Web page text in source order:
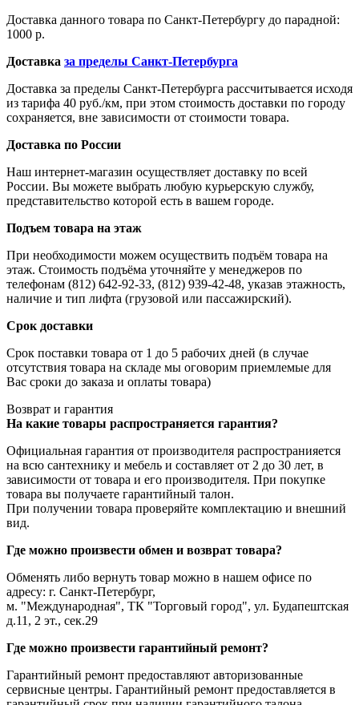
Доставка данного товара по Санкт-Петербургу до парадной:
1000 р.
Доставка за пределы Санкт-Петербурга
Доставка за пределы Санкт-Петербурга рассчитывается исходя
из тарифа 40 руб./км, при этом стоимость доставки по городу
сохраняется, вне зависимости от стоимости товара.
Доставка по России
Наш интернет-магазин осуществляет доставку по всей
России. Вы можете выбрать любую курьерскую службу,
представительство которой есть в вашем городе.
Подъем товара на этаж
При необходимости можем осуществить подъём товара на
этаж. Стоимость подъёма уточняйте у менеджеров по
телефонам (812) 642-92-33, (812) 939-42-48, указав этажность,
наличие и тип лифта (грузовой или пассажирский).
Срок доставки
Срок поставки товара от 1 до 5 рабочих дней (в случае
отсутствия товара на складе мы оговорим приемлемые для
Вас сроки до заказа и оплаты товара)
Возврат и гарантия
На какие товары распространяется гарантия?
Официальная гарантия от производителя распространияется
на всю сантехнику и мебель и составляет от 2 до 30 лет, в
зависимости от товара и его производителя. При покупке
товара вы получаете гарантийный талон.
При получении товара проверяйте комплектацию и внешний
вид.
Где можно произвести обмен и возврат товара?
Обменять либо вернуть товар можно в нашем офисе по
адресу: г. Санкт-Петербург,
м. "Международная", ТК "Торговый город", ул. Будапештская
д.11, 2 эт., сек.29
Где можно произвести гарантийный ремонт?
Гарантийный ремонт предоставляют авторизованные
сервисные центры. Гарантийный ремонт предоставляется в